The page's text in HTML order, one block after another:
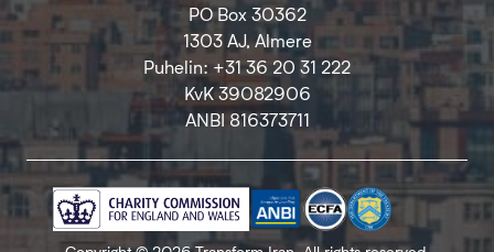
PO Box 30362
1303 AJ, Almere
Puhelin: +31 36 20 31 222
KvK 39082906
ANBI 816373711